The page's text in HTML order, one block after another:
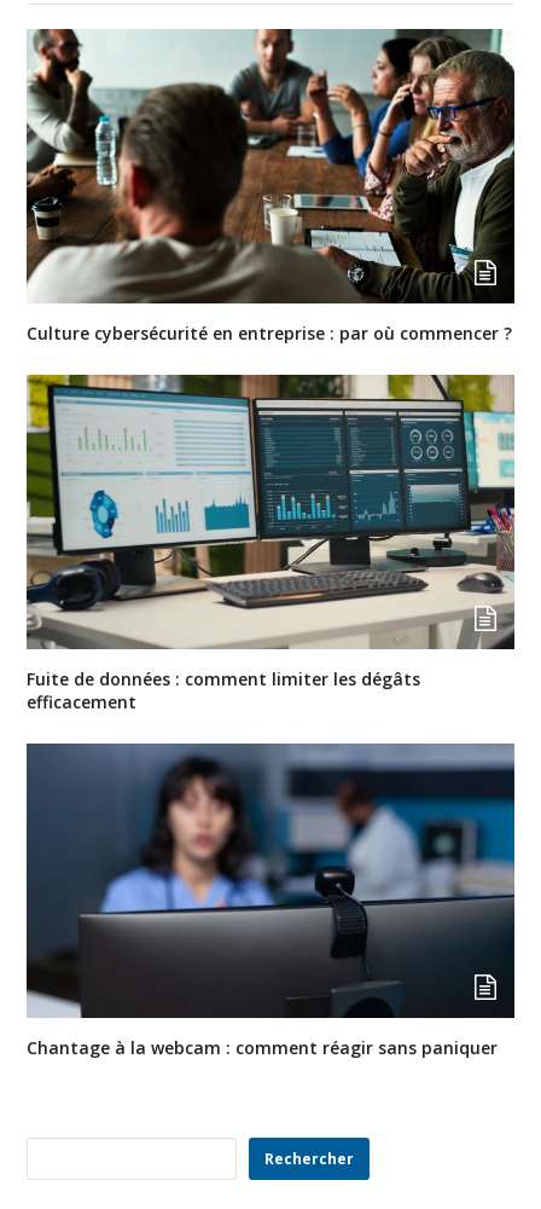
Culture cybersécurité en entreprise : par où commencer ?
Fuite de données : comment limiter les dégâts
efficacement
Chantage à la webcam : comment réagir sans paniquer
Rechercher